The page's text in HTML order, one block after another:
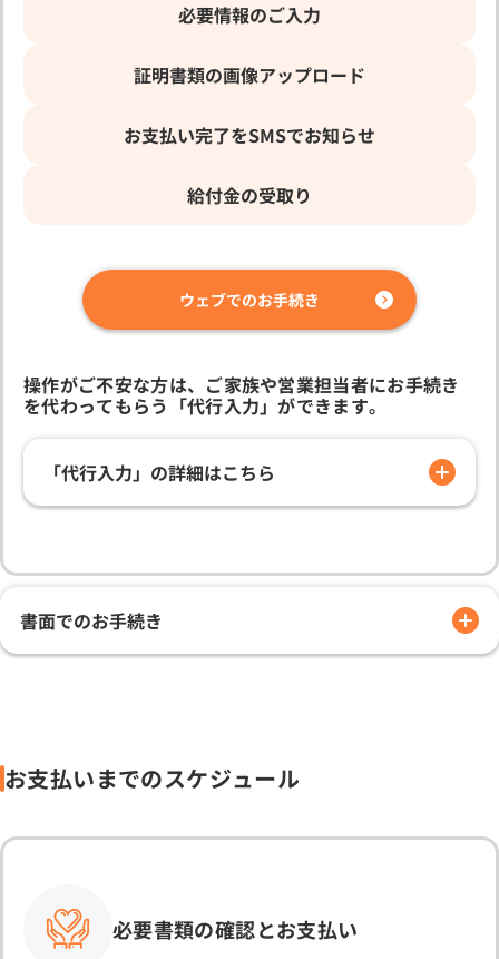
必要情報のご入力
証明書類の画像アップロード
お支払い完了をSMSでお知らせ
給付金の受取り
ウェブでのお手続き
操作がご不安な方は、ご家族や営業担当者にお手続き
を代わってもらう「代行入力」ができます。
「代行入力」の詳細はこちら
書面でのお手続き
お支払いまでのスケジュール
必要書類の確認とお支払い